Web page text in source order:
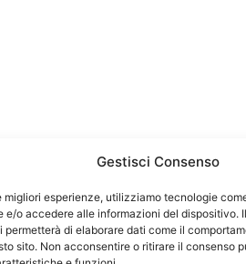
Gestisci Consenso
migliori esperienze, utilizziamo tecnologie
e/o accedere alle informazioni del dispositivo.
permetterà di elaborare dati come il
sito. Non acconsentire o ritirare il consenso